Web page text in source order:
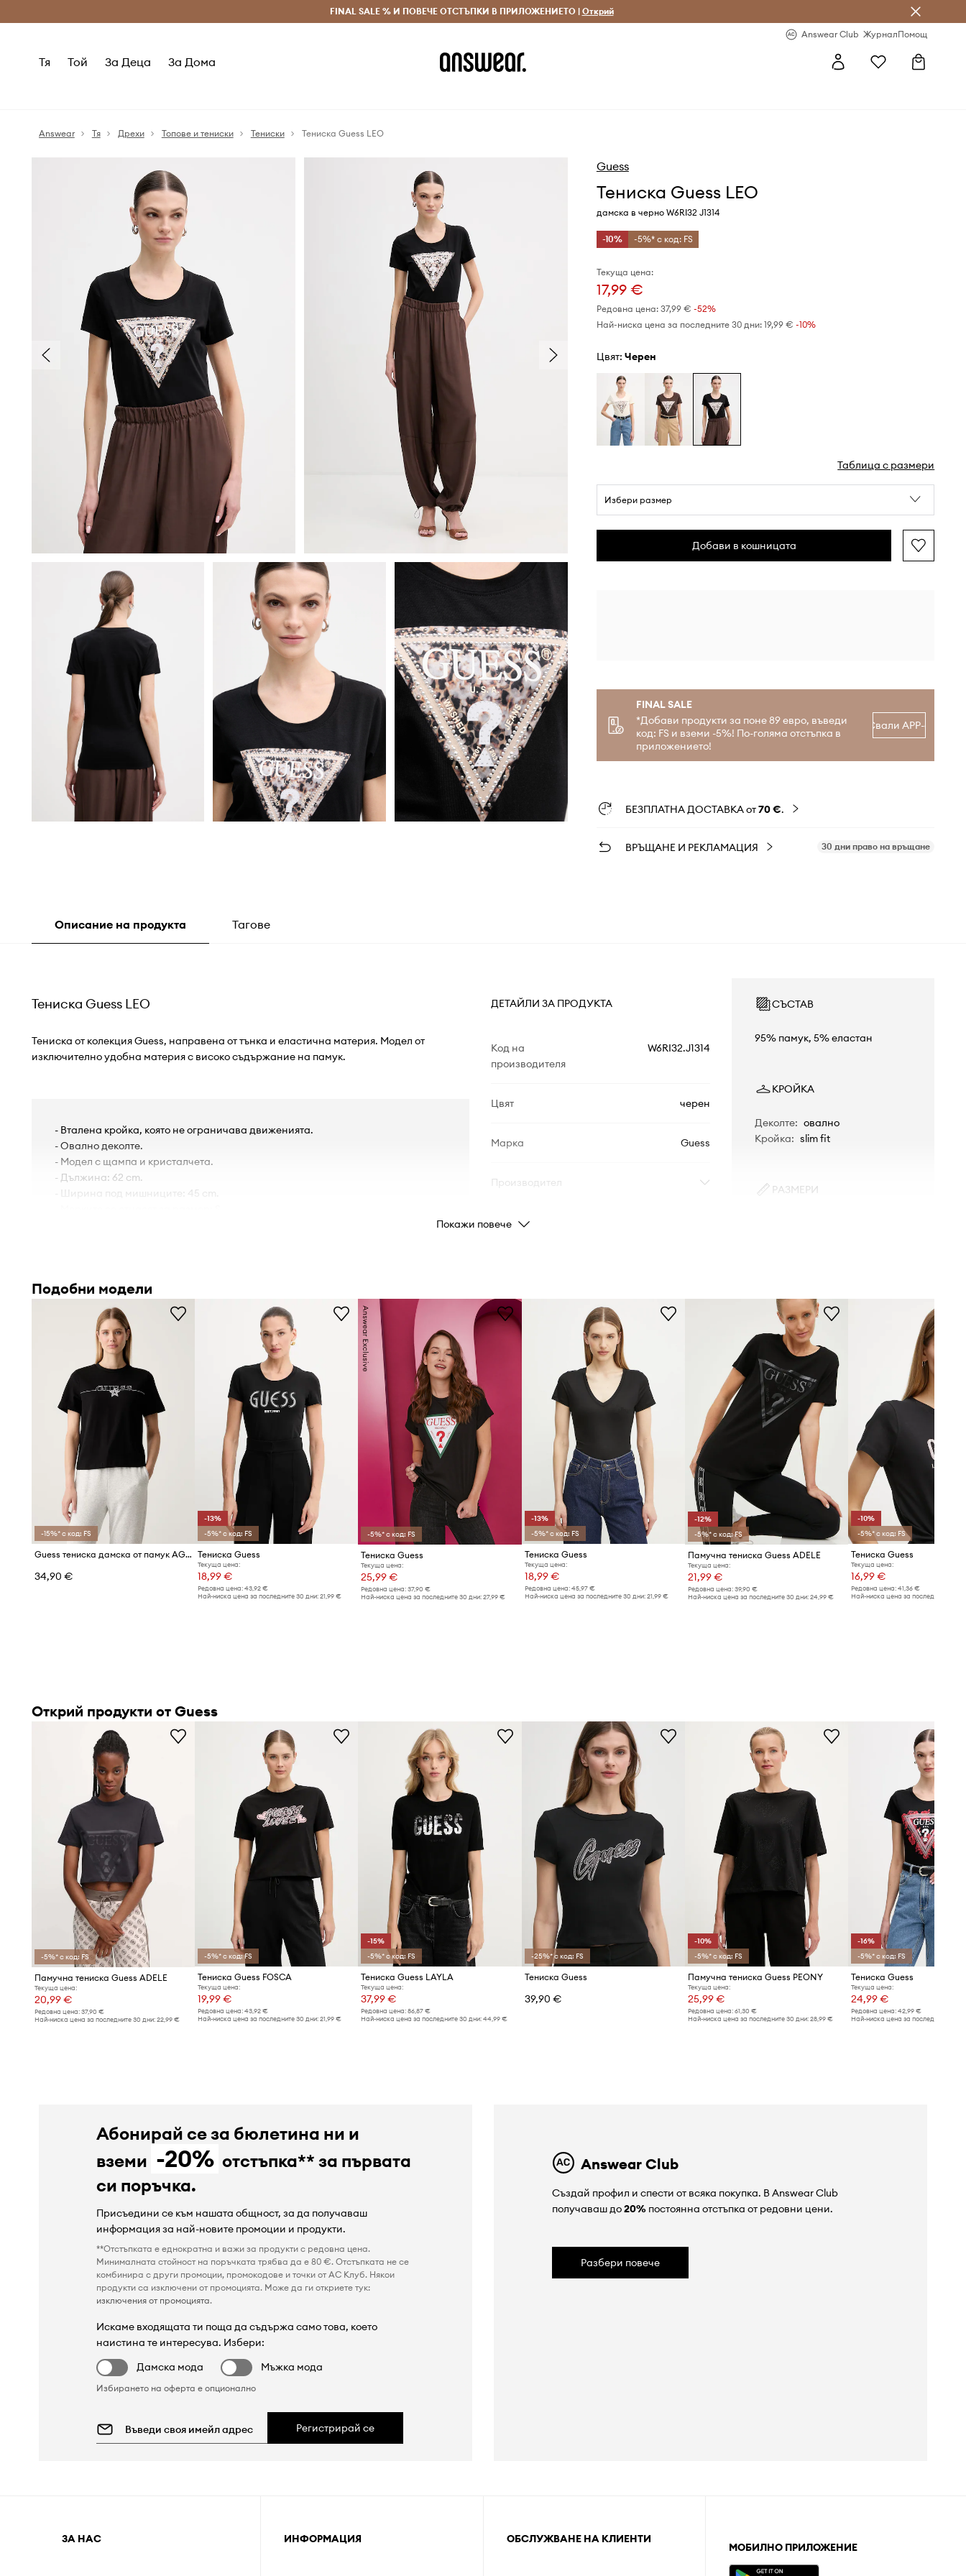
Безплатни доставка и връщане за поръчки над 70 EUR Доставка 1-5 дни
FINAL SALE % И ПОВЕЧЕ ОТСТЪПКИ В ПРИЛОЖЕНИЕТО | Открий
Answear Club ЖурналПомощ
Тя Той За Деца За Дома
Answear Тя Дрехи Топове и тениски Тениски Тениска Guess LEO
Guess
Тениска Guess LEO
дамска в черно W6RI32 J1314
-10% -5%* с код: FS
Текуща цена:
17,99 €
Редовна цена: 37,99 € -52%
Най-ниска цена за последните 30 дни: 19,99 € -10%
Цвят: черен
Таблица с размери
Избери размер
Добави в кошницата
FINAL SALE
*Добави продукти за поне 89 евро, въведи
код: FS и вземи -5%! По-голяма отстъпка в
приложението!
Свали APP-а
БЕЗПЛАТНА ДОСТАВКА от70 €.
ВРЪЩАНЕ И РЕКЛАМАЦИЯ 30 дни право на връщане
Описание на продукта Тагове
Тениска Guess LEO
Тениска от колекция Guess, направена от тънка и еластична материя. Модел от
изключително удобна материя с високо съдържание на памук.
- Вталена кройка, която не ограничава движенията.
- Овално деколте.
- Модел с щампа и кристалчета.
- Дължина: 62 cm.
- Ширина под мишниците: 45 cm.
ДЕТАЙЛИ ЗА ПРОДУКТА
Код на
производителя
W6RI32.J1314
Цвят черен
Марка Guess
Производител
Код на продукта
СЪСТАВ
95% памук, 5% еластан
КРОЙКА
Деколте: овално
Кройка: slim fit
РАЗМЕРИ
Таблица с размери
Покажи повече
Подобни модели
-15%* с код: FS
Guess тениска дамска от памук AGENA
34,90 €
-13%
-5%* с код: FS
Тениска Guess
Текуща цена:
18,99 €
Редовна цена:43,92 €
Най-ниска цена за последните 30 дни:21,99 €
-5%* с код: FS
Тениска Guess
Текуща цена:
25,99 €
Редовна цена: 37,90 €
Най-ниска цена за последните 30 дни: 27,99 €
-13%
-5%* с код: FS
Тениска Guess
Текуща цена:
18,99 €
Редовна цена: 45,97 €
Най-ниска цена за последните 30 дни: 21,99 €
-12%
-5%* с код: FS
Памучна тениска Guess ADELE
Текуща цена:
21,99 €
Редовна цена:39,90 €
Най-ниска цена за последните 30 дни:24,99 €
-10%
-5%* с код: FS
Тениска Guess
Текуща цена:
16,99 €
Редовна цена: 41,36 €
Най-ниска цена за последните 30
Открий продукти от Guess
-5%* с код: FS
Памучна тениска Guess ADELE
Текуща цена:
20,99 €
Редовна цена: 37,90 €
Най-ниска цена за последните 30 дни: 22,99 €
-5%* с код: FS
Тениска Guess FOSCA
Текуща цена:
19,99 €
Редовна цена:43,92 €
Най-ниска цена за последните 30 дни:21,99 €
-15%
-5%* с код: FS
Тениска Guess LAYLA
Текуща цена:
37,99 €
Редовна цена: 86,87 €
Най-ниска цена за последните 30 дни: 44,99 €
-25%* с код: FS
Тениска Guess
39,90 €
-10%
-5%* с код: FS
Памучна тениска Guess PEONY
Текуща цена:
25,99 €
Редовна цена:61,30 €
Най-ниска цена за последните 30 дни:28,99 €
-16%
-5%* с код: FS
Тениска Guess
Текуща цена:
24,99 €
Редовна цена: 42,99 €
Най-ниска цена за последните 30
Абонирай се за бюлетина ни и
вземи -20% отстъпка** за първата
си поръчка.
Присъедини се към нашата общност, за да получаваш
информация за най-новите промоции и продукти.
**Отстъпката е еднократна и важи за продукти с редовна цена.
Минималната стойност на поръчката трябва да е 80 €. Отстъпката не се
комбинира с други промоции, промокодове и точки от AC Клуб. Някои
продукти са изключени от промоцията. Може да ги откриете тук:
изключения от промоцията.
Искаме входящата ти поща да съдържа само това, което
наистина те интересува. Избери:
Дамска мода
Мъжка мода
Избирането на оферта е опционално
Регистрирай се
Answear Club
Създай профил и спести от всяка покупка. В Answear Club
получаваш до20%постоянна отстъпка от редовни цени.
Разбери повече
ЗА НАС ИНФОРМАЦИЯ ОБСЛУЖВАНЕ НА КЛИЕНТИ
МОБИЛНО ПРИЛОЖЕНИЕ